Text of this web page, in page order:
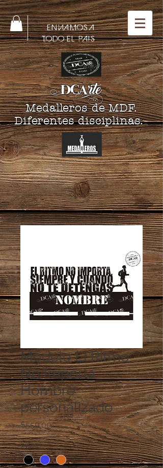
ENVIAMOS A
TODO EL PAIS
DCArte
Medalleros de MDF.
Diferentes disciplinas.
Modelo El Ritmo
No Importa
Hombre
personalizado
$550.00Precio
color *